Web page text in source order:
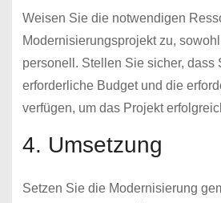
Weisen Sie die notwendigen
Modernisierungsprojekt zu,
personell. Stellen Sie sicher, dass
erforderliche Budget und die
verfügen, um das Projekt
4. Umsetzung
Setzen Sie die Modernisierung